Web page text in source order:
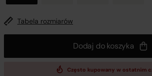
Tabela rozmiarów
Dodaj do koszyka
Często kupowany w ostatnim